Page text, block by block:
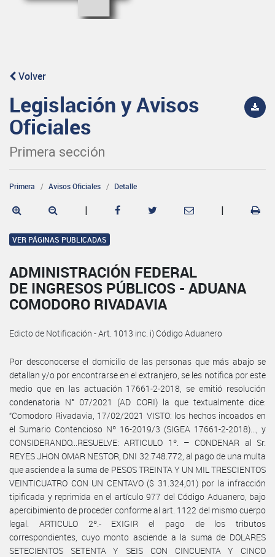
Volver
Legislación y Avisos
Oficiales
Primera sección
Primera Avisos Oficiales Detalle
| |
VER PÁGINAS PUBLICADAS
ADMINISTRACIÓN FEDERAL
DE INGRESOS PÚBLICOS - ADUANA
COMODORO RIVADAVIA
Edicto de Notificación - Art. 1013 inc. i) Código Aduanero
Por desconocerse el domicilio de las personas que más abajo se
detallan y/o por encontrarse en el extranjero, se les notifica por este
medio que en las actuación 17661-2-2018, se emitió resolución
condenatoria N° 07/2021 (AD CORI) la que textualmente dice:
“Comodoro Rivadavia, 17/02/2021 VISTO: los hechos incoados en
el Sumario Contencioso Nº 16-2019/3 (SIGEA 17661-2-2018)..., y
CONSIDERANDO...RESUELVE: ARTICULO 1º. – CONDENAR al Sr.
REYES JHON OMAR NESTOR, DNI 32.748.772, al pago de una multa
que asciende a la suma de PESOS TREINTA Y UN MIL TRESCIENTOS
VEINTICUATRO CON UN CENTAVO ($ 31.324,01) por la infracción
tipificada y reprimida en el artículo 977 del Código Aduanero, bajo
apercibimiento de proceder conforme al art. 1122 del mismo cuerpo
legal. ARTICULO 2º.- EXIGIR el pago de los tributos
correspondientes, cuyo monto asciende a la suma de DOLARES
SETECIENTOS SETENTA Y SEIS CON CINCUENTA Y CINCO